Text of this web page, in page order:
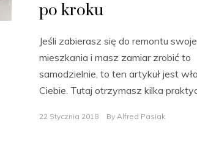
po kroku
Jeśli zabierasz się do remontu
mieszkania i masz zamiar zrobić to
samodzielnie, to ten artykuł jest
Ciebie. Tutaj otrzymasz kilka
22 Stycznia 2018 By Alfred Pasiak